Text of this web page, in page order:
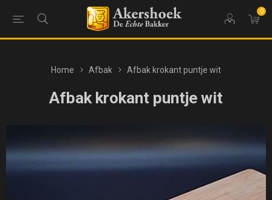
0
Home Afbak Afbak krokant puntje wit
Afbak krokant puntje wit